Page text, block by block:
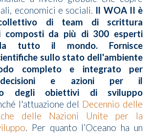
economici e sociali. Il WOA II è
di team di scrittura
composti da più di 300 esperti
tutto il mondo. Fornisce
sullo stato dell'ambiente
completo e integrato per
decisioni e azioni per il
degli obiettivi di sviluppo
l'attuazione del Decennio delle
delle Nazioni Unite per la
. Per quanto l’Oceano ha un